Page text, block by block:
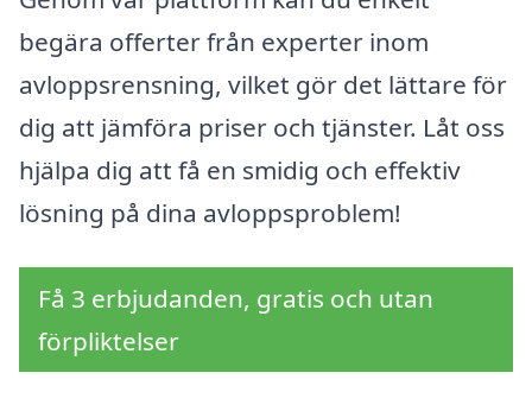
begära offerter från experter inom
avloppsrensning, vilket gör det lättare för
dig att jämföra priser och tjänster. Låt oss
hjälpa dig att få en smidig och effektiv
lösning på dina avloppsproblem!
Få 3 erbjudanden, gratis och utan
förpliktelser